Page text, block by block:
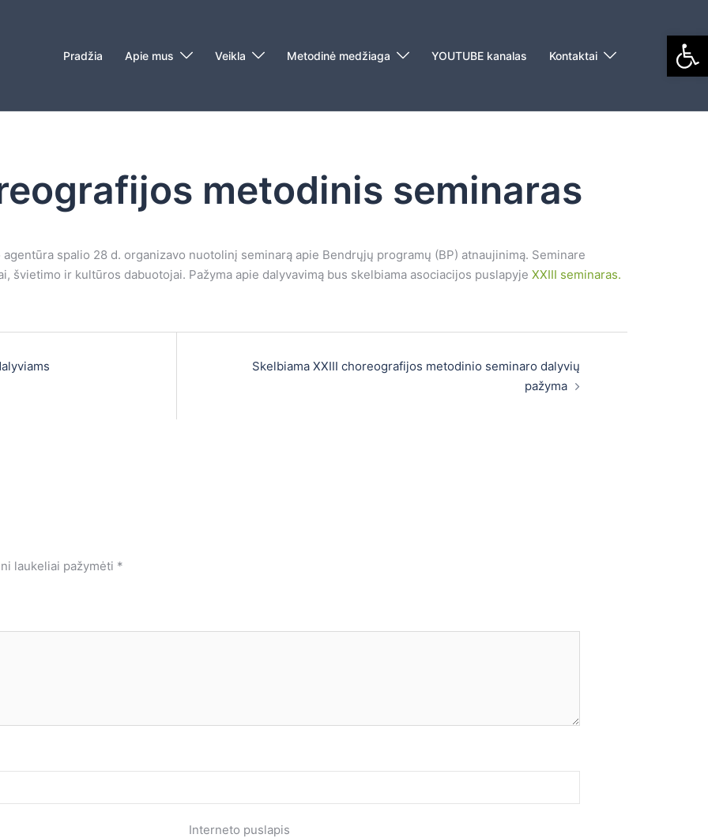
Pradžia Apie mus Veikla Metodinė medžiaga YOUTUBE kanalas Kontaktai
metodinis seminaras
spalio 28 d. organizavo nuotolinį seminarą apie Bendrųjų programų (BP) atnaujinimą. Seminare
švietimo ir kultūros dabuotojai. Pažyma apie dalyvavimą bus skelbiama asociacijos puslapyje XXIII seminaras.
Skelbiama XXIII choreografijos metodinio seminaro dalyvių
pažyma
laukeliai pažymėti *
Interneto puslapis